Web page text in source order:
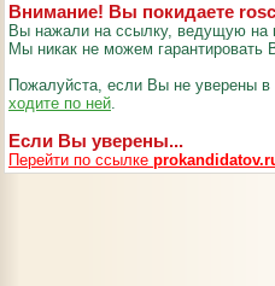
Внимание! Вы покидаете
Вы нажали на ссылку, ведущую на
Мы никак не можем гарантировать
Пожалуйста, если Вы не уверены
ходите по ней.
Если Вы уверены...
Перейти по ссылке